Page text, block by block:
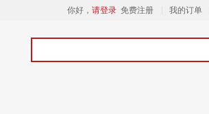
你好， 请登录 免费注册 我的订单